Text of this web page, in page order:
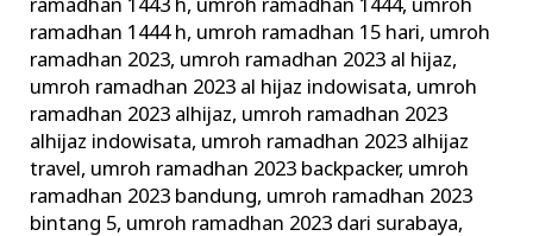
ramadhan 1443 h, umroh ramadhan 1444, umroh
ramadhan 1444 h, umroh ramadhan 15 hari, umroh
ramadhan 2023, umroh ramadhan 2023 al hijaz,
umroh ramadhan 2023 al hijaz indowisata, umroh
ramadhan 2023 alhijaz, umroh ramadhan 2023
alhijaz indowisata, umroh ramadhan 2023 alhijaz
travel, umroh ramadhan 2023 backpacker, umroh
ramadhan 2023 bandung, umroh ramadhan 2023
bintang 5, umroh ramadhan 2023 dari surabaya,